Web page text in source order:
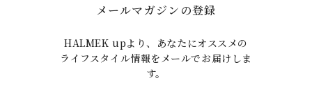
メールマガジンの登録
HALMEK upより、あなたにオススメの
ライフスタイル情報をメールでお届けしま
す。